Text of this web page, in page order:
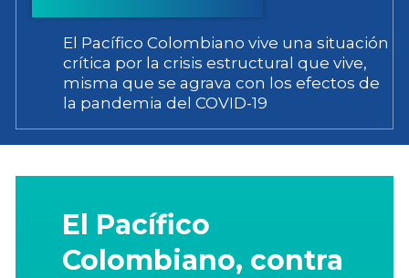
El Pacífico Colombiano vive una situación
crítica por la crisis estructural que vive,
misma que se agrava con los efectos de
la pandemia del COVID-19
El Pacífico
Colombiano, contra